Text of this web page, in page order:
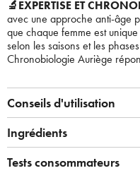
🔬EXPERTISE ET
avec une approche anti-âge
que chaque femme est
selon les saisons et les
Chronobiologie Auriège
Conseils d'utilisation
Ingrédients
Tests consommateurs